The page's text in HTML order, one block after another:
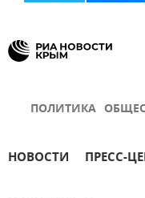
ПОЛИТИКА
НОВОСТИ ПРЕСС-